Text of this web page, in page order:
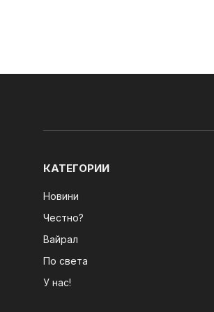
КАТЕГОРИИ
Новини
Честно?
Вайрал
По света
У нас!